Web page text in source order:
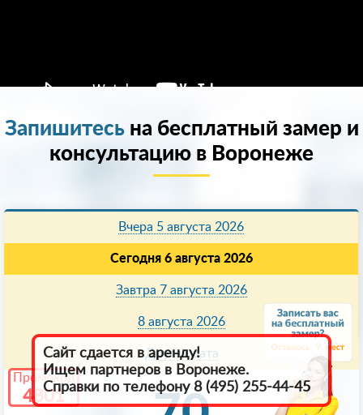
9
Промокод
4801
Запишитесьна бесплатный замер и
консультацию в Воронеже
Вчера 5 августа 2026
Сегодня 6 августа 2026
Завтра 7 августа 2026
8 августа 2026
Другая дата
Сайт сдается в аренду!
Ищем партнеров в Воронеже.
Справки по телефону 8 (495) 255-44-45